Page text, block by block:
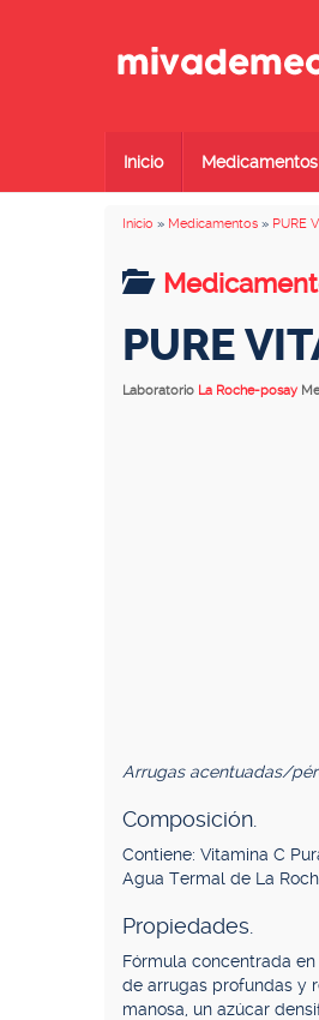
Inicio Medicamentos
Inicio » Medicamentos » PURE
PURE
Laboratorio La Roche-posay
Arrugas acentuadas/
Composición.
Contiene: Vitamina C
Agua Termal de La
Propiedades.
Fórmula concentrada
de arrugas profundas y
manosa, un azúcar